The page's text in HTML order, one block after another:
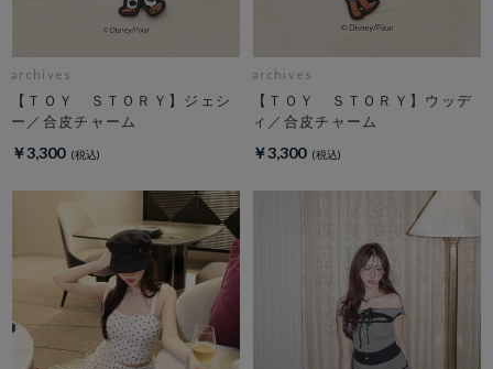
archives
【ＴＯＹ ＳＴＯＲＹ】ジェシ
ー／合皮チャーム
￥3,300
archives
【ＴＯＹ ＳＴＯＲＹ】ウッデ
ィ／合皮チャーム
￥3,300